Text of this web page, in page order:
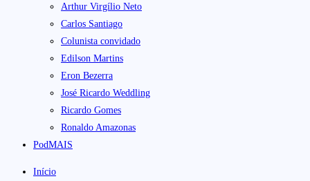
Arthur Virgílio Neto
Carlos Santiago
Colunista convidado
Edilson Martins
Eron Bezerra
José Ricardo Weddling
Ricardo Gomes
Ronaldo Amazonas
PodMAIS
Início